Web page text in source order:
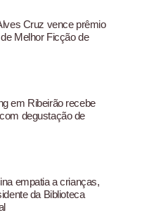
Cruz vence prêmio
Melhor Ficção de
em Ribeirão recebe
degustação de
empatia a crianças,
da Biblioteca